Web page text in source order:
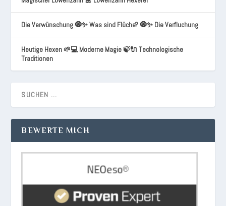
Die Verwünschung 🧿✨ Was sind Flüche? 🧿✨ Die Verfluchung
Heutige Hexen 🌱💻 Moderne Magie 🍃🔌 Technologische
Traditionen
BEWERTE MICH